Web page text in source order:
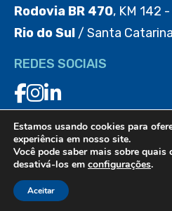
Rodovia BR 470, KM 142
Rio do Sul / Santa
REDES SOCIAIS
BAIXE O APP
Estamos usando cookies para
experiência em nosso site.
Você pode saber mais sobre
desativá-los em configurações.
Aceitar